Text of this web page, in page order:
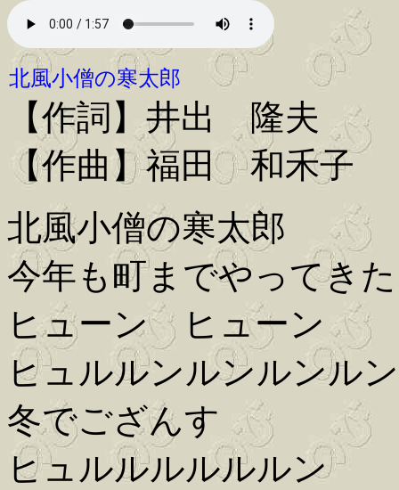
北風小僧の寒太郎
【作詞】井出 隆夫
【作曲】福田 和禾子
北風小僧の寒太郎
今年も町までやってきた
ヒューン ヒューン
ヒュルルンルンルンルン
冬でござんす
ヒュルルルルルルン